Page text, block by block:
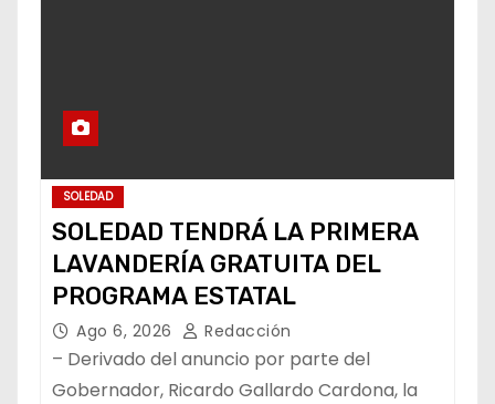
SOLEDAD
SOLEDAD TENDRÁ LA PRIMERA
LAVANDERÍA GRATUITA DEL
PROGRAMA ESTATAL
Ago 6, 2026 Redacción
– Derivado del anuncio por parte del
Gobernador, Ricardo Gallardo Cardona, la